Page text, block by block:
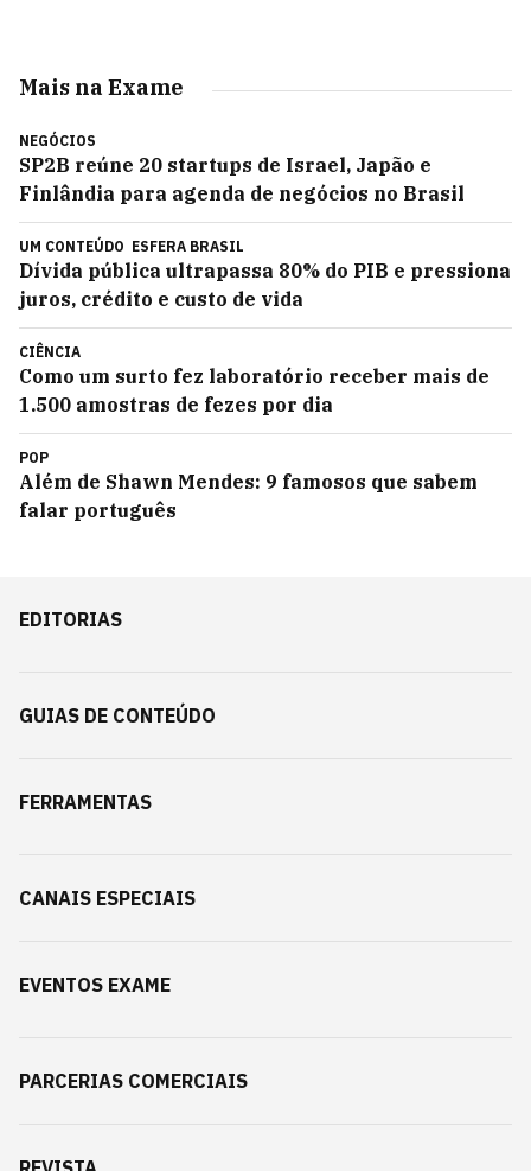
Mais na Exame
NEGÓCIOS
SP2B reúne 20 startups de Israel, Japão e
Finlândia para agenda de negócios no Brasil
UM CONTEÚDO ESFERA BRASIL
Dívida pública ultrapassa 80% do PIB e pressiona
juros, crédito e custo de vida
CIÊNCIA
Como um surto fez laboratório receber mais de
1.500 amostras de fezes por dia
POP
Além de Shawn Mendes: 9 famosos que sabem
falar português
EDITORIAS
GUIAS DE CONTEÚDO
FERRAMENTAS
CANAIS ESPECIAIS
EVENTOS EXAME
PARCERIAS COMERCIAIS